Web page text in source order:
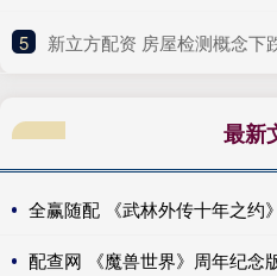
5 新立方配资 房屋检测概念下跌
最新